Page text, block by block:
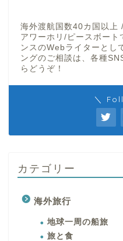
海外渡航国数40カ国以上
アワーホリ/ピースボート
ンスのWebライターとし
ングのご相談は、各種
らどうぞ！
＼
カテゴリー
海外旅行
地球一周の船旅
旅と食